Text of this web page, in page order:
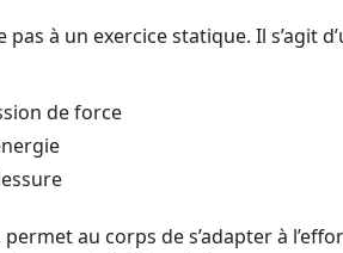
à un exercice statique. Il s’agit
de force
au corps de s’adapter à